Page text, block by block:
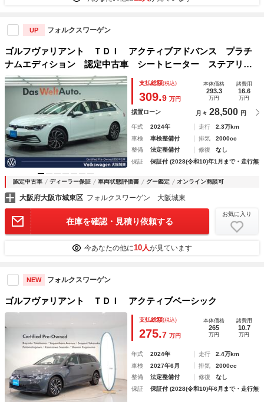
UP フォルクスワーゲン
ゴルフヴァリアント ＴＤＩ アクティブアドバンス プラチ
ナムエディション 認定中古車 シートヒーター ステアリン
グヒーター 純正ナビ デジタルメーター 障害物センサー
衝突軽減ブレーキ ヘッドアップディスプレイ 後側方車両接
近警報 ＩＱヘッドライト ＣａｒＰｌａｙ
支払総額(税込)
309.9 万円
本体価格
293.3
万円
諸費用
16.6
万円
据置ローン 月々 28,500 円
年式 2024年 走行
2.3万km
車検
車検整備付 排気
2000cc
整備
法定整備付 修復
なし
保証
保証付 (2028(令和10)年1月まで・走行無
認定中古車 ディーラー保証 車両状態評価書 グー鑑定 オンライン商談可
大阪府大阪市城東区 フォルクスワーゲン 大阪城東
在庫を確認・見積り依頼する
お気に入り
今あなたの他に10人が見ています
NEW フォルクスワーゲン
ゴルフヴァリアント ＴＤＩ アクティブベーシック
支払総額(税込)
275.7 万円
本体価格
265
万円
諸費用
10.7
万円
年式 2024年 走行
2.4万km
車検
2027年6月 排気
2000cc
整備
法定整備付 修復
なし
保証
保証付 (2028(令和10)年6月まで・走行無